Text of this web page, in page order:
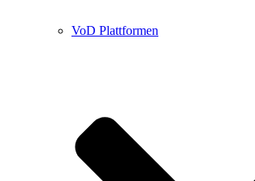
VoD Plattformen